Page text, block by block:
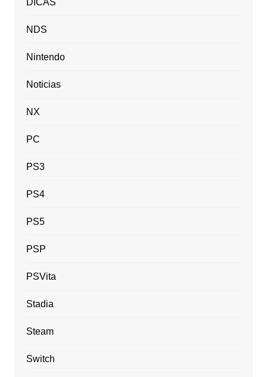
DICAS
NDS
Nintendo
Noticias
NX
PC
PS3
PS4
PS5
PSP
PSVita
Stadia
Steam
Switch